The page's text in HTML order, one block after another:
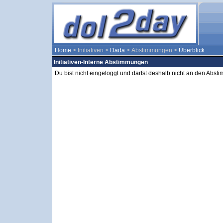
Home > Initiativen > Dada > Abstimmungen > Überblick
Initiativen-Interne Abstimmungen
Du bist nicht eingeloggt und darfst deshalb nicht an den